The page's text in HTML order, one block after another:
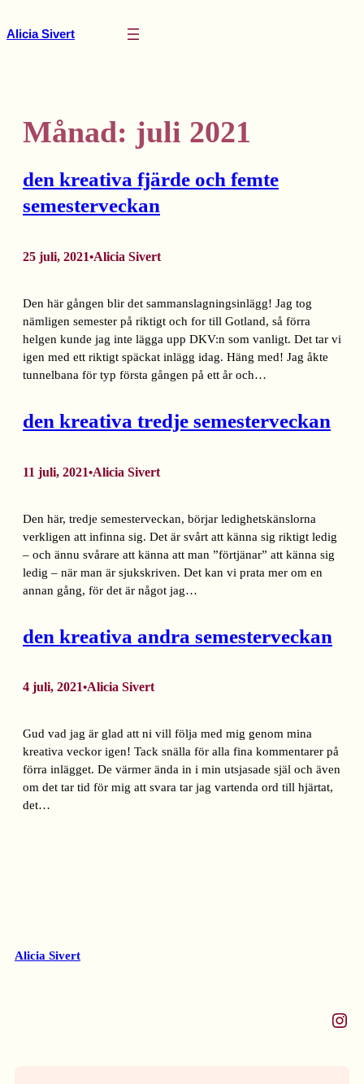
till
Alicia Sivert
Månad: juli 2021
den kreativa fjärde och femte
semesterveckan
25 juli, 2021•Alicia Sivert
Den här gången blir det sammanslagningsinlägg! Jag tog
nämligen semester på riktigt och for till Gotland, så förra
helgen kunde jag inte lägga upp DKV:n som vanligt. Det tar vi
igen med ett riktigt späckat inlägg idag. Häng med! Jag åkte
tunnelbana för typ första gången på ett år och…
den kreativa tredje semesterveckan
11 juli, 2021•Alicia Sivert
Den här, tredje semesterveckan, börjar ledighetskänslorna
verkligen att infinna sig. Det är svårt att känna sig riktigt ledig
– och ännu svårare att känna att man ”förtjänar” att känna sig
ledig – när man är sjukskriven. Det kan vi prata mer om en
annan gång, för det är något jag…
den kreativa andra semesterveckan
4 juli, 2021•Alicia Sivert
Gud vad jag är glad att ni vill följa med mig genom mina
kreativa veckor igen! Tack snälla för alla fina kommentarer på
förra inlägget. De värmer ända in i min utsjasade själ och även
om det tar tid för mig att svara tar jag vartenda ord till hjärtat,
det…
Alicia Sivert
Instagram